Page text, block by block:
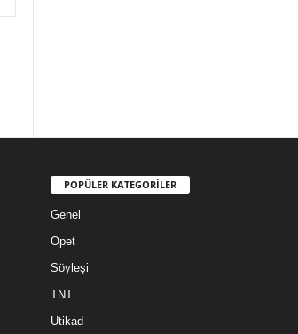
POPÜLER KATEGORİLER
Genel
Opet
Söyleşi
TNT
Utikad